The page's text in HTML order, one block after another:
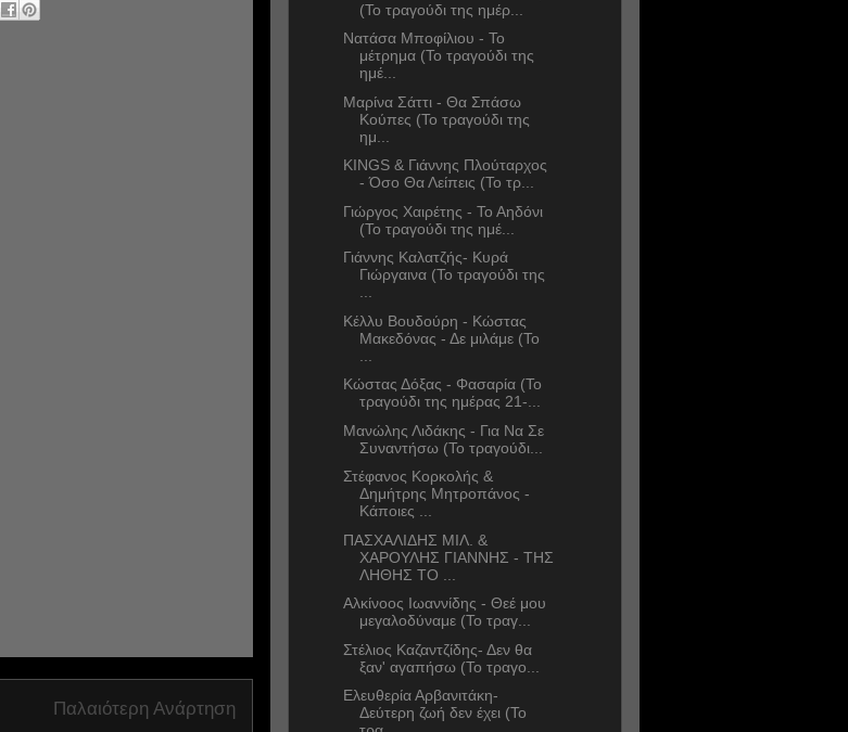
Παλαιότερη Ανάρτηση
(Το τραγούδι της ημέρ...
Νατάσα Μποφίλιου - Το
μέτρημα (Το τραγούδι της
ημέ...
Μαρίνα Σάττι - Θα Σπάσω
Κούπες (Το τραγούδι της
ημ...
KINGS & Γιάννης Πλούταρχος
- Όσο Θα Λείπεις (Το τρ...
Γιώργος Χαιρέτης - Το Αηδόνι
(Το τραγούδι της ημέ...
Γιάννης Καλατζής- Κυρά
Γιώργαινα (Το τραγούδι της
Κέλλυ Βουδούρη - Κώστας
Μακεδόνας - Δε μιλάμε (Το
Κώστας Δόξας - Φασαρία (Το
τραγούδι της ημέρας 21-...
Mανώλης Λιδάκης - Για Να Σε
Συναντήσω (Το τραγούδι...
Στέφανος Κορκολής &
Δημήτρης Μητροπάνος -
Κάποιες ...
ΠΑΣΧΑΛΙΔΗΣ ΜΙΛ. &
ΧΑΡΟΥΛΗΣ ΓΙΑΝΝΗΣ - ΤΗΣ
ΛΗΘΗΣ ΤΟ ...
Αλκίνοος Ιωαννίδης - Θεέ μου
μεγαλοδύναμε (Το τραγ...
Στέλιος Καζαντζίδης- Δεν θα
ξαν' αγαπήσω (Το τραγο...
Ελευθερία Αρβανιτάκη-
Δεύτερη ζωή δεν έχει (Το